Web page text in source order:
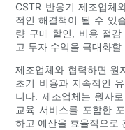
CSTR 반응기 제조업체
적인 해결책이 될 수 있
량 구매 할인, 비용 절
고 투자 수익을 극대화
제조업체와 협력하면 원
초기 비용과 지속적인
니다. 제조업체는 원자
교육 서비스를 포함한
하고 예산을 효율적으로